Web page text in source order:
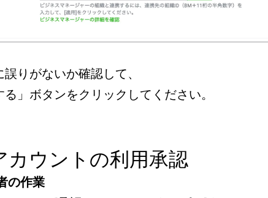
りがないか確認して、
」ボタンをクリックしてください。
カウントの利用承認
の作業